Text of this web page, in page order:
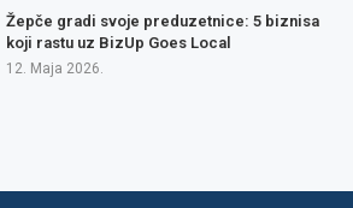
Žepče gradi svoje preduzetnice: 5 biznisa
koji rastu uz BizUp Goes Local
12. Maja 2026.